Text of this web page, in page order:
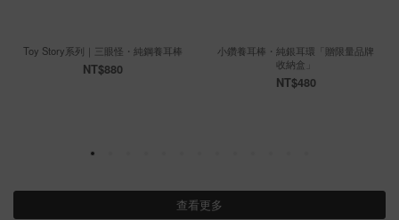
Toy Story系列｜三眼怪・純鋼養耳棒
NT$880
小鑽養耳棒・純銀耳環「贈限量品牌
收納盒」
NT$480
查看更多